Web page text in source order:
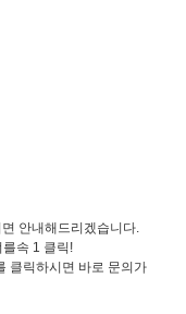
안내해드리겠습니다.
속 1 클릭!
클릭하시면 바로 문의가